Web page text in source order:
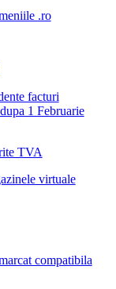
.ro
facturi
1 Februarie
TVA
virtuale
compatibila